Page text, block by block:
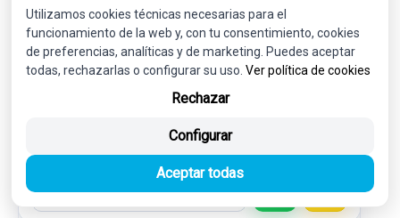
CITROËN C4 GRAND PICASSO II (DA_, DE_) 1.2 THP 130
30,00 €
28,50 € sin IVA.
Garantía 1 año Envío 24-48h
Utilizamos cookies técnicas necesarias para el
funcionamiento de la web y, con tu consentimiento, cookies
de preferencias, analíticas y de marketing. Puedes aceptar
todas, rechazarlas o configurar su uso. Ver política de cookies
Rechazar
Configurar
Aceptar todas